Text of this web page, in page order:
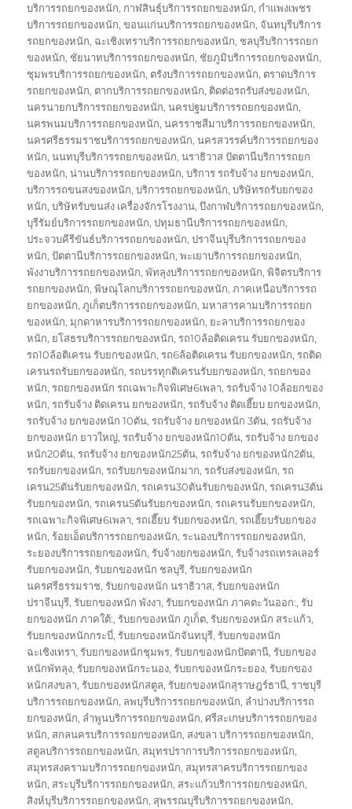
บริการรถยกของหนัก, กาฬสินธุ์บริการรถยกของหนัก, กำแพงเพชร
บริการรถยกของหนัก,ขอนแก่นบริการรถยกของหนัก, จันทบุรีบริการ
รถยกของหนัก, ฉะเชิงเทราบริการรถยกของหนัก, ชลบุรีบริการรถยก
ของหนัก, ชัยนาทบริการรถยกของหนัก, ชัยภูมิบริการรถยกของหนัก,
ชุมพรบริการรถยกของหนัก, ตรังบริการรถยกของหนัก, ตราดบริการ
รถยกของหนัก, ตากบริการรถยกของหนัก, ติดต่อรถรับส่งของหนัก,
นครนายกบริการรถยกของหนัก,นครปฐมบริการรถยกของหนัก,
นครพนมบริการรถยกของหนัก,นครราชสีมาบริการรถยกของหนัก,
นครศรีธรรมราชบริการรถยกของหนัก,นครสวรรค์บริการรถยกของ
หนัก,นนทบุรีบริการรถยกของหนัก,นราธิวาส ปัตตานีบริการรถยก
ของหนัก,น่านบริการรถยกของหนัก,บริการ รถรับจ้าง ยกของหนัก,
บริการรถขนสงของหนัก,บริการรถยกของหนัก,บริษัทรถรับยกของ
หนัก,บริษัทรับขนส่ง เครื่องจักรโรงงาน,บึงกาฬบริการรถยกของหนัก,
บุรีรัมย์บริการรถยกของหนัก,ปทุมธานีบริการรถยกของหนัก,
ประจวบคีรีขันธ์บริการรถยกของหนัก,ปราจีนบุรีบริการรถยกของ
หนัก,ปัตตานีบริการรถยกของหนัก,พะเยาบริการรถยกของหนัก,
พังงาบริการรถยกของหนัก,พัทลุงบริการรถยกของหนัก,พิจิตรบริการ
รถยกของหนัก,พิษณุโลกบริการรถยกของหนัก,ภาคเหนือบริการรถ
ยกของหนัก,ภูเก็ตบริการรถยกของหนัก,มหาสารคามบริการรถยก
ของหนัก,มุกดาหารบริการรถยกของหนัก, ยะลาบริการรถยกของ
หนัก, ยโสธรบริการรถยกของหนัก,รถ10ล้อติดเครน รับยกของหนัก,
รถ10ล้อติเครน รับยกของหนัก,รถ6ล้อติดเครน รับยกของหนัก,รถติด
เครนรถรับยกของหนัก,รถบรรทุกติเครนรับยกของหนัก,รถยกของ
หนัก,รถยกของหนัก รถเฉพาะกิจพิเศษ6เพลา,รถรับจ้าง 10ล้อยกของ
หนัก,รถรับจ้าง ติดเครน ยกของหนัก,รถรับจ้าง ติดเฮี๊ยบ ยกของหนัก,
รถรับจ้าง ยกของหนัก 10ตัน,รถรับจ้าง ยกของหนัก 3ตัน,รถรับจ้าง
ยกของหนัก ยาวใหญ่,รถรับจ้าง ยกของหนัก10ตัน,รถรับจ้าง ยกของ
หนัก20ตัน,รถรับจ้าง ยกของหนัก25ตัน,รถรับจ้าง ยกของหนัก2ตัน,
รถรับยกของหนัก,รถรับยกของหนักมาก,รถรับส่งของหนัก,รถ
เครน25ตันรับยกของหนัก,รถเครน30ตันรับยกของหนัก,รถเครน3ตัน
รับยกของหนัก,รถเครน5ตันรับยกของหนัก,รถเครนรับยกของหนัก,
รถเฉพาะกิจพิเศษ6เพลา,รถเฮี๊ยบ รับยกของหนัก,รถเฮี๊ยบรับยกของ
หนัก,ร้อยเอ็ดบริการรถยกของหนัก,ระนองบริการรถยกของหนัก,
ระยองบริการรถยกของหนัก,รับจ้างยกของหนัก,รับจ้างรถเทรลเลอร์
รับยกของหนัก,รับยกของหนัก ชลบุรี,รับยกของหนัก
นครศรีธรรมราช,รับยกของหนัก นราธิวาส,รับยกของหนัก
ปราจีนบุรี,รับยกของหนัก พังงา,รับยกของหนัก ภาคตะวันออก:,รับ
ยกของหนัก ภาคใต้:,รับยกของหนัก ภูเก็ต,รับยกของหนัก สระแก้ว,
รับยกของหนักกระบี่,รับยกของหนักจันทบุรี,รับยกของหนัก
ฉะเชิงเทรา,รับยกของหนักชุมพร,รับยกของหนักปัตตานี,รับยกของ
หนักพัทลุง,รับยกของหนักระนอง,รับยกของหนักระยอง,รับยกของ
หนักสงขลา,รับยกของหนักสตูล,รับยกของหนักสุราษฎร์ธานี,ราชบุรี
บริการรถยกของหนัก, ลพบุรีบริการรถยกของหนัก, ลำปางบริการรถ
ยกของหนัก, ลำพูนบริการรถยกของหนัก,ศรีสะเกษบริการรถยกของ
หนัก, สกลนครบริการรถยกของหนัก, สงขลา บริการรถยกของหนัก,
สตูลบริการรถยกของหนัก, สมุทรปราการบริการรถยกของหนัก,
สมุทรสงครามบริการรถยกของหนัก, สมุทรสาครบริการรถยกของ
หนัก, สระบุรีบริการรถยกของหนัก, สระแก้วบริการรถยกของหนัก,
สิงห์บุรีบริการรถยกของหนัก, สุพรรณบุรีบริการรถยกของหนัก,